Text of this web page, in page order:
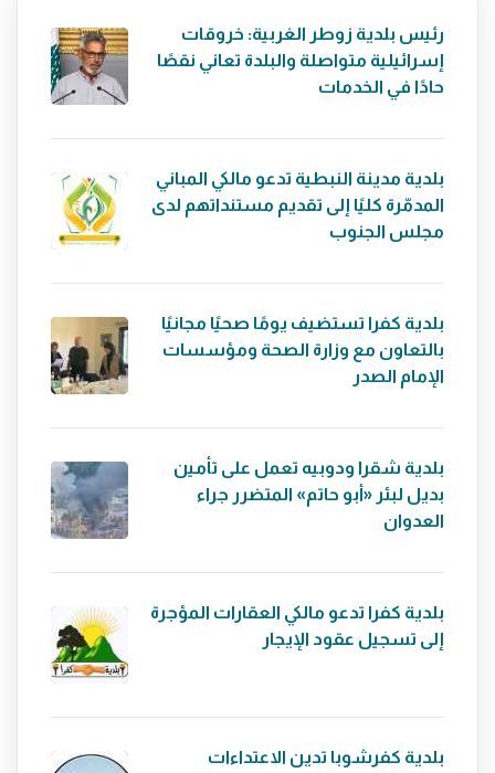
رئيس بلدية زوطر الغربية: خروقات
إسرائيلية متواصلة والبلدة تعاني نقصًا
حادًا في الخدمات
بلدية مدينة النبطية تدعو مالكي المباني
المدمّرة كليًا إلى تقديم مستنداتهم لدى
مجلس الجنوب
بلدية كفرا تستضيف يومًا صحيًا مجانيًا
بالتعاون مع وزارة الصحة ومؤسسات
الإمام الصدر
بلدية شقرا ودوبيه تعمل على تأمين
بديل لبئر «أبو حاتم» المتضرر جراء
العدوان
بلدية كفرا تدعو مالكي العقارات المؤجرة
إلى تسجيل عقود الإيجار
بلدية كفرشوبا تدين الاعتداءات